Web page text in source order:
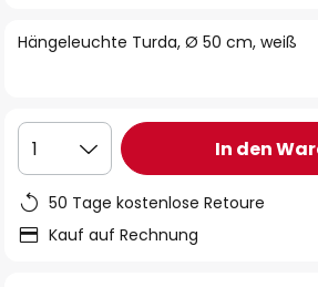
Hängeleuchte Turda, Ø 50 cm, weiß
1 In den
50 Tage kostenlose Retoure
Kauf auf Rechnung